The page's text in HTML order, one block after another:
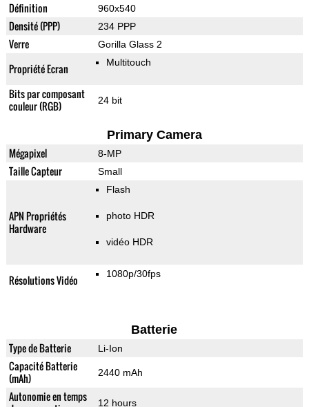
Définition 960x540
Densité (PPP) 234 PPP
Verre Gorilla Glass 2
Propriété Ecran Multitouch
Bits par composant
couleur (RGB)
24 bit
Primary Camera
Mégapixel 8-MP
Taille Capteur Small
APN Propriétés
Hardware
Flash
photo HDR
vidéo HDR
Résolutions Vidéo 1080p/30fps
Batterie
Type de Batterie Li-Ion
Capacité Batterie
(mAh)
2440 mAh
Autonomie en temps
12 hours